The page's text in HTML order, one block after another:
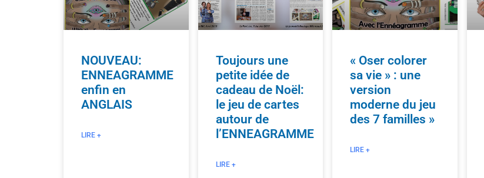
NOUVEAU:
ENNEAGRAMME
enfin en
ANGLAIS
LIRE +
Toujours une
petite idée de
cadeau de Noël:
le jeu de cartes
autour de
l’ENNEAGRAMME
LIRE +
« Oser colorer
sa vie » : une
version
moderne du jeu
des 7 familles »
LIRE +